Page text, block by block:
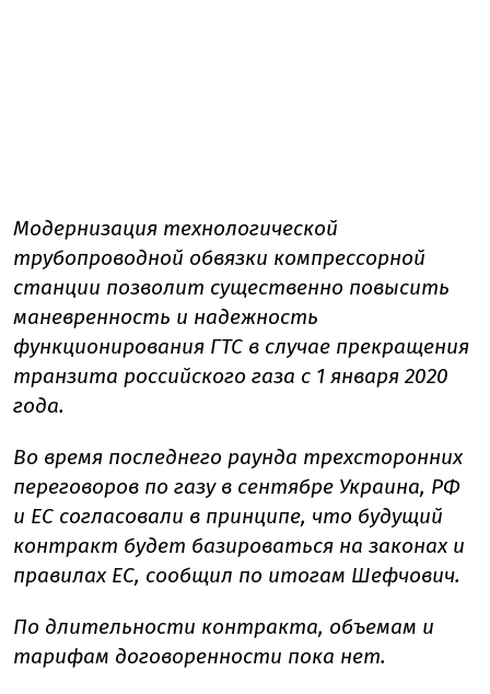
Модернизация технологической
трубопроводной обвязки компрессорной
станции позволит существенно повысить
маневренность и надежность
функционирования ГТС в случае прекращения
транзита российского газа с 1 января 2020
года.
Во время последнего раунда трехсторонних
переговоров по газу в сентябре Украина, РФ
и ЕС согласовали в принципе, что будущий
контракт будет базироваться на законах и
правилах ЕС, сообщил по итогам Шефчович.
По длительности контракта, объемам и
тарифам договоренности пока нет.